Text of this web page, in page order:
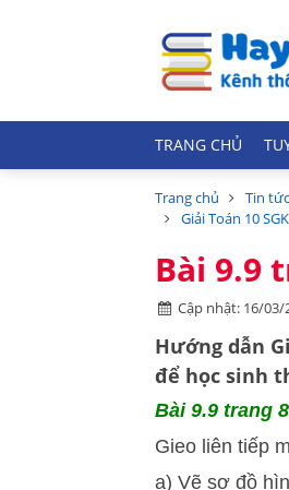
TRANG CHỦ
Trang chủ Tin
Giải Toán 10
Bài 9.9
Cập nhật: 16/03/
Hướng dẫn
để học sinh
Bài 9.9 trang
Gieo liên tiếp
a) Vẽ sơ đồ